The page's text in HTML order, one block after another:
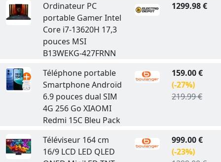
Ordinateur PC
portable Gamer Intel
Core i7-13620H 17,3
pouces MSI
B13WEKG-427FRNN
1299.98 €
Téléphone portable
Smartphone Androïd
6.9 pouces dual SIM
4G 256 Go XIAOMI
Redmi 15C Bleu Pack
159.00 €
(-27%)
219.99 €
Téléviseur 164 cm
16/9 LCD LED QLED
999.00 €
(-23%)